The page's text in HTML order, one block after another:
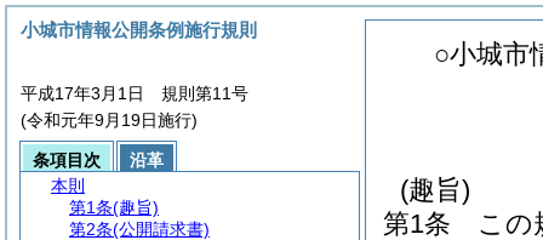
○小城市
(趣旨)
第1条
この
小城市情報公開条例施行規則
平成17年3月1日 規則第11号
(令和元年9月19日施行)
条項目次
沿革
本則
第1条(趣旨)
第2条(公開請求書)